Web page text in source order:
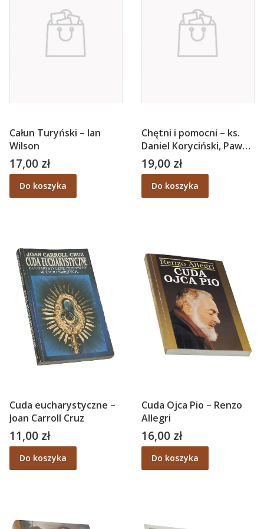
Całun Turyński – Ian
Wilson
Cena
17,00 zł
Do koszyka
Chętni i pomocni – ks.
Daniel Koryciński, Paweł
Zarzycki
Cena
19,00 zł
Do koszyka
Cuda eucharystyczne –
Joan Carroll Cruz
Cena
11,00 zł
Do koszyka
Cuda Ojca Pio – Renzo
Allegri
Cena
16,00 zł
Do koszyka